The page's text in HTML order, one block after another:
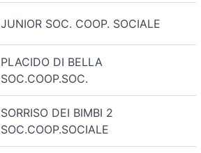
JUNIOR SOC. COOP. SOCIALE
PLACIDO DI BELLA
SOC.COOP.SOC.
SORRISO DEI BIMBI 2
SOC.COOP.SOCIALE